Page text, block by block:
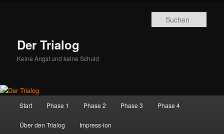
Der Trialog
Keine Angst und keine Schuld
Start Phase 1 Phase 2 Phase 3 Phase 4
Über den Trialog Impress-ion